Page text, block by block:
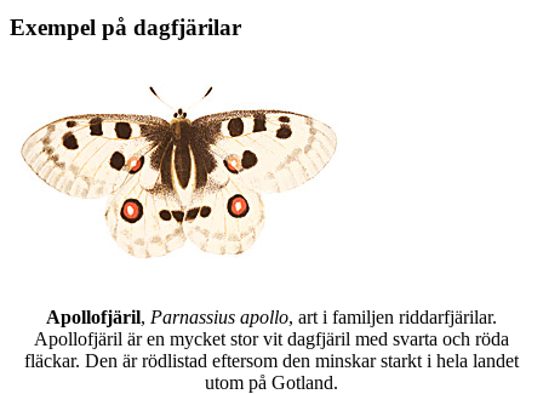
Exempel på dagfjärilar
Apollofjäril, Parnassius apollo, art i familjen riddarfjärilar.
Apollofjäril är en mycket stor vit dagfjäril med svarta och röda
fläckar. Den är rödlistad eftersom den minskar starkt i hela landet
utom på Gotland.